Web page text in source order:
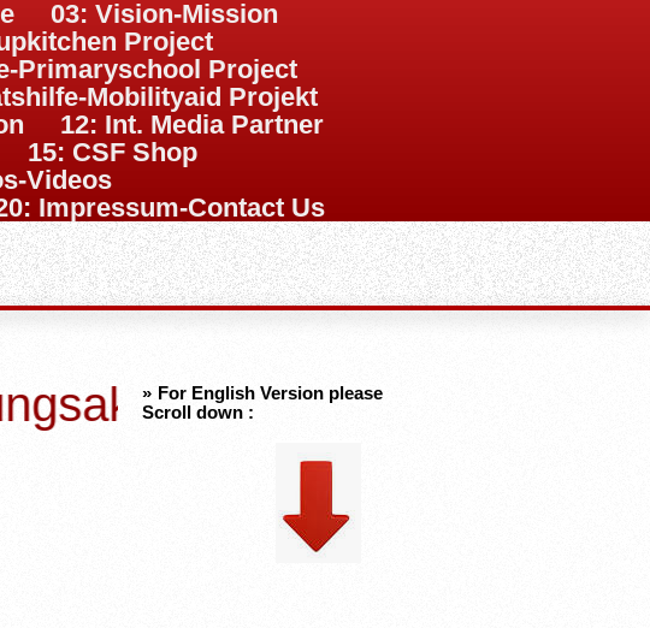
03: Vision-Mission
Project
Primaryschool Project
Mobilityaid Projekt
12: Int. Media Partner
15: CSF Shop
Videos
Impressum-Contact Us
» For English Version please
Scroll down :
leukämiekranke Kinder